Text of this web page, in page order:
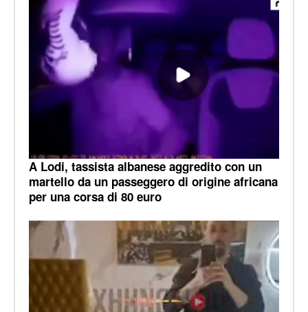
A Lodi, tassista albanese aggredito con un
martello da un passeggero di origine africana
per una corsa di 80 euro